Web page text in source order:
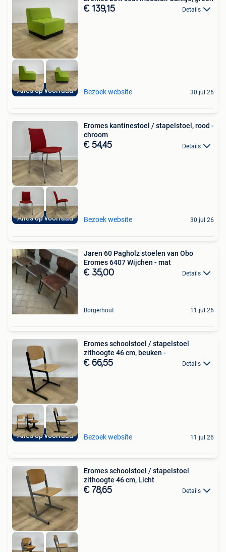
Alles op voorraad
€ 139,15 Details
Bezoek website 30 jul 26
Alles op voorraad
Eromes kantinestoel / stapelstoel, rood -
chroom
€ 54,45 Details
Bezoek website 30 jul 26
Jaren 60 Pagholz stoelen van Obo
Eromes 6407 Wijchen - mat
€ 35,00 Details
Borgerhout 11 jul 26
Alles op voorraad
Eromes schoolstoel / stapelstoel
zithoogte 46 cm, beuken -
€ 66,55 Details
Bezoek website 11 jul 26
Eromes schoolstoel / stapelstoel
zithoogte 46 cm, Licht
€ 78,65 Details